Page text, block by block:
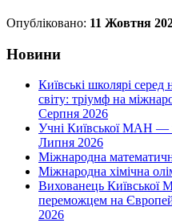
Опубліковано: 11 Жовтня
Новини
Київські школярі
світу: тріумф на
Серпня 2026
Учні Київської МАН —
Липня 2026
Міжнародна
Міжнародна хімічна
Вихованець
переможцем на
2026